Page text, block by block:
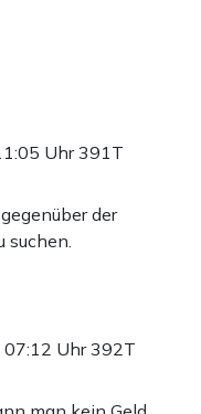
Uhr391T
der
suchen.
07:12 Uhr392T